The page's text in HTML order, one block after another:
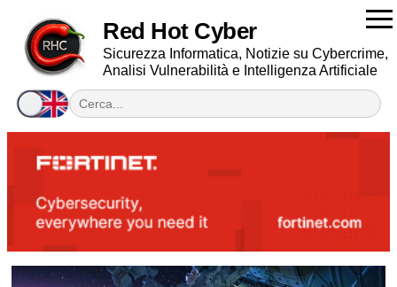
Red Hot Cyber
Sicurezza Informatica, Notizie su Cybercrime,
Analisi Vulnerabilità e Intelligenza Artificiale